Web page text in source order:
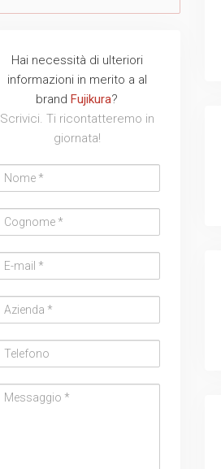
Hai necessità di ulteriori
informazioni in merito a al
brand Fujikura?
Scrivici. Ti ricontatteremo in
giornata!